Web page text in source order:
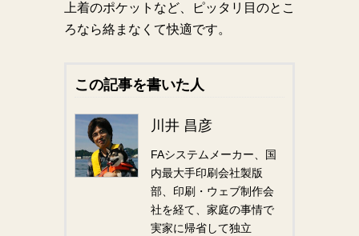
上着のポケットなど、ピッタリ目のとこ
ろなら絡まなくて快適です。
この記事を書いた人
川井 昌彦
FAシステムメーカー、国
内最大手印刷会社製版
部、印刷・ウェブ制作会
社を経て、家庭の事情で
実家に帰省して独立